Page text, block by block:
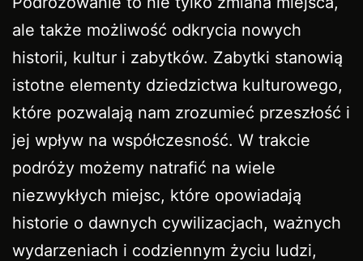
ale także możliwość odkrycia nowych
historii, kultur i zabytków. Zabytki stanowią
istotne elementy dziedzictwa kulturowego,
które pozwalają nam zrozumieć przeszłość i
jej wpływ na współczesność. W trakcie
podróży możemy natrafić na wiele
niezwykłych miejsc, które opowiadają
historie o dawnych cywilizacjach, ważnych
wydarzeniach i codziennym życiu ludzi,